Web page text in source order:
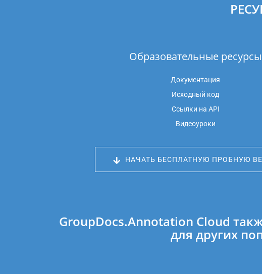
Образовательные ресурсы
Документация
Исходный код
Ссылки на API
Видеоуроки
НАЧАТЬ БЕСПЛАТНУЮ ПРОБНУЮ
GroupDocs.Annotation Cloud
для других